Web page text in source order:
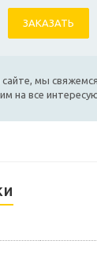
ЗАКАЗАТЬ
мы
на все